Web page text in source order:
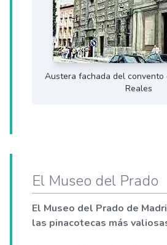
Austera fachada del convento
Reales
El Museo del Prado
El Museo del Prado de
las pinacotecas más